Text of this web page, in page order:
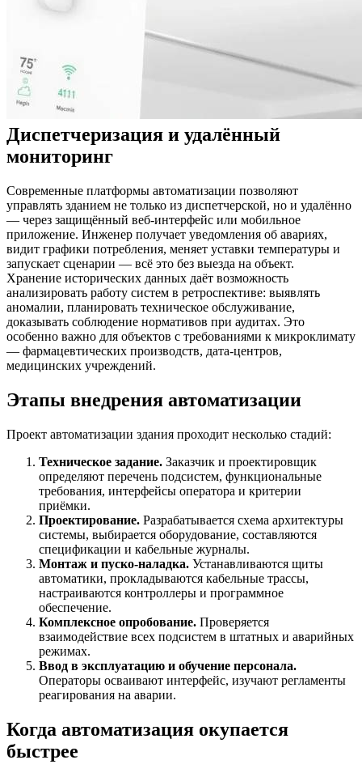
Диспетчеризация и удалённый
мониторинг
Современные платформы автоматизации позволяют
управлять зданием не только из диспетчерской, но и удалённо
— через защищённый веб-интерфейс или мобильное
приложение. Инженер получает уведомления об авариях,
видит графики потребления, меняет уставки температуры и
запускает сценарии — всё это без выезда на объект.
Хранение исторических данных даёт возможность
анализировать работу систем в ретроспективе: выявлять
аномалии, планировать техническое обслуживание,
доказывать соблюдение нормативов при аудитах. Это
особенно важно для объектов с требованиями к микроклимату
— фармацевтических производств, дата-центров,
медицинских учреждений.
Этапы внедрения автоматизации
Проект автоматизации здания проходит несколько стадий:
Техническое задание. Заказчик и проектировщик
определяют перечень подсистем, функциональные
требования, интерфейсы оператора и критерии
приёмки.
Проектирование. Разрабатывается схема архитектуры
системы, выбирается оборудование, составляются
спецификации и кабельные журналы.
Монтаж и пуско-наладка. Устанавливаются щиты
автоматики, прокладываются кабельные трассы,
настраиваются контроллеры и программное
обеспечение.
Комплексное опробование. Проверяется
взаимодействие всех подсистем в штатных и аварийных
режимах.
Ввод в эксплуатацию и обучение персонала.
Операторы осваивают интерфейс, изучают регламенты
реагирования на аварии.
Когда автоматизация окупается
быстрее